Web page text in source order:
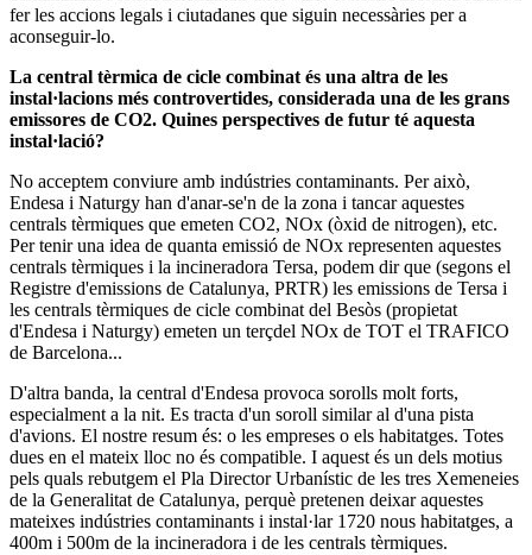
fer les accions legals i ciutadanes que siguin necessàries per a
aconseguir-lo.
La central tèrmica de cicle combinat és una altra de les
instal·lacions més controvertides, considerada una de les grans
emissores de CO2. Quines perspectives de futur té aquesta
instal·lació?
No acceptem conviure amb indústries contaminants. Per això,
Endesa i Naturgy han d'anar-se'n de la zona i tancar aquestes
centrals tèrmiques que emeten CO2, NOx (òxid de nitrogen), etc.
Per tenir una idea de quanta emissió de NOx representen aquestes
centrals tèrmiques i la incineradora Tersa, podem dir que (segons el
Registre d'emissions de Catalunya, PRTR) les emissions de Tersa i
les centrals tèrmiques de cicle combinat del Besòs (propietat
d'Endesa i Naturgy) emeten un terçdel NOx de TOT el TRAFICO
de Barcelona...
D'altra banda, la central d'Endesa provoca sorolls molt forts,
especialment a la nit. Es tracta d'un soroll similar al d'una pista
d'avions. El nostre resum és: o les empreses o els habitatges. Totes
dues en el mateix lloc no és compatible. I aquest és un dels motius
pels quals rebutgem el Pla Director Urbanístic de les tres Xemeneies
de la Generalitat de Catalunya, perquè pretenen deixar aquestes
mateixes indústries contaminants i instal·lar 1720 nous habitatges, a
400m i 500m de la incineradora i de les centrals tèrmiques.